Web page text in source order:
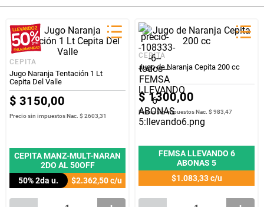
CEPITA
Jugo Naranja Tentación 1 Lt
Cepita Del Valle
$ 3150,00
Precio sin impuestos Nac.$ 2603,31
CEPITA MANZ-MULT-NARAN
2DO AL 50OFF
50% 2da u.
$2.362,50c/u
CEPITA
Jugo de Naranja Cepita 200 cc
$1300,00
Precio sin impuestos Nac.$ 983,47
FEMSA LLEVANDO 6
ABONAS 5
$1.083,33c/u